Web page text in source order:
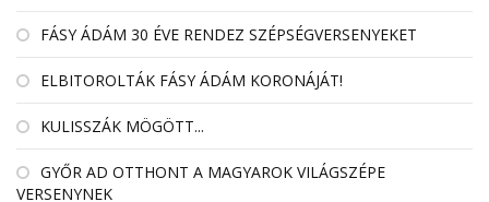
FÁSY ÁDÁM 30 ÉVE RENDEZ SZÉPSÉGVERSENYEKET
ELBITOROLTÁK FÁSY ÁDÁM KORONÁJÁT!
KULISSZÁK MÖGÖTT...
GYŐR AD OTTHONT A MAGYAROK VILÁGSZÉPE
VERSENYNEK